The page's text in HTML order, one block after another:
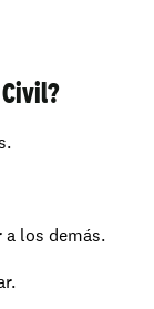
a los demás.